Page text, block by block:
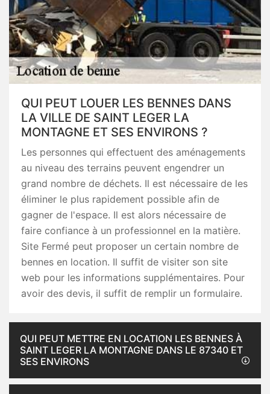
QUI PEUT LOUER LES BENNES DANS
LA VILLE DE SAINT LEGER LA
MONTAGNE ET SES ENVIRONS ?
Les personnes qui effectuent des aménagements
au niveau des terrains peuvent engendrer un
grand nombre de déchets. Il est nécessaire de les
éliminer le plus rapidement possible afin de
gagner de l'espace. Il est alors nécessaire de
faire confiance à un professionnel en la matière.
Site Fermé peut proposer un certain nombre de
bennes en location. Il suffit de visiter son site
web pour les informations supplémentaires. Pour
avoir des devis, il suffit de remplir un formulaire.
QUI PEUT METTRE EN LOCATION LES BENNES À
SAINT LEGER LA MONTAGNE DANS LE 87340 ET
SES ENVIRONS